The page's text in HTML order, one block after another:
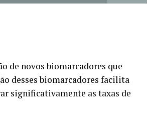
de novos biomarcadores que
desses biomarcadores facilita
significativamente as taxas de